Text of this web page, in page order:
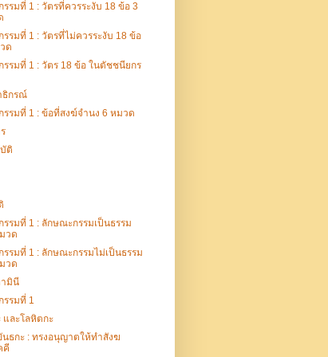
รมที่ 1 : วัตรที่ควรระงับ 18 ข้อ 3
รมที่ 1 : วัตรที่ไม่ควรระงับ 18 ข้อ
ด
รมที่ 1 : วัตร 18 ข้อ ในตัชชนียกร
ธิกรณ์
รมที่ 1 : ข้อที่สงฆ์จำนง 6 หมวด
ติ
รมที่ 1 : ลักษณะกรรมเป็นธรรม
วด
รมที่ 1 : ลักษณะกรรมไม่เป็นธรรม
วด
ามินี
รมที่ 1
ละโลหิตกะ
ธกะ : ทรงอนุญาตให้ทำสังฆ
คี